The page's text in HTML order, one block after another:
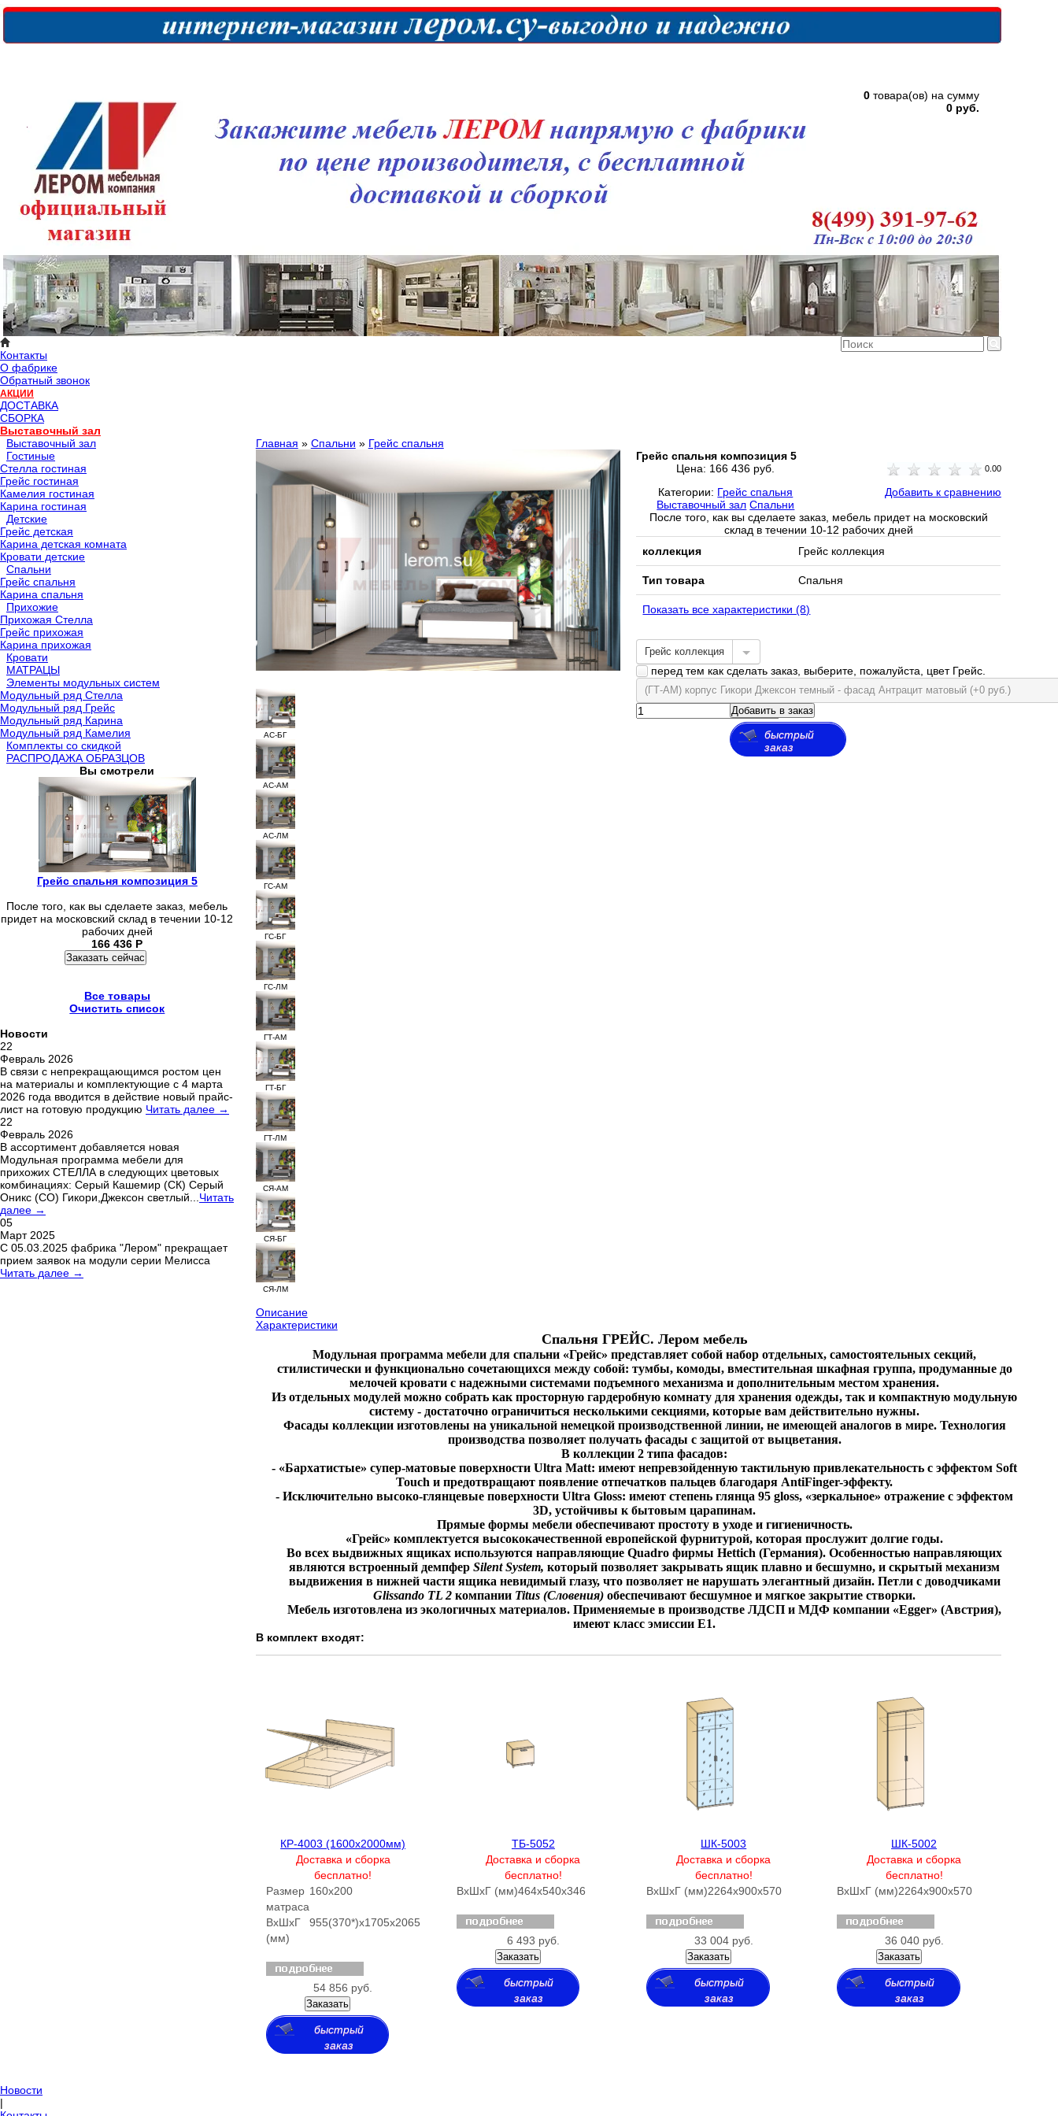
0 товара(ов) на сумму
0 руб.
Контакты
О фабрике
Обратный звонок
АКЦИИ
ДОСТАВКА
СБОРКА
Выставочный зал
Выставочный зал
Гостиные
Стелла гостиная
Грейс гостиная
Камелия гостиная
Карина гостиная
Детские
Грейс детская
Карина детская комната
Кровати детские
Спальни
Грейс спальня
Карина спальня
Прихожие
Прихожая Стелла
Грейс прихожая
Карина прихожая
Кровати
МАТРАЦЫ
Элементы модульных систем
Модульный ряд Стелла
Модульный ряд Грейс
Модульный ряд Карина
Модульный ряд Камелия
Комплекты со скидкой
РАСПРОДАЖА ОБРАЗЦОВ
Вы смотрели
Грейс спальня композиция 5
После того, как вы сделаете заказ, мебель
придет на московский склад в течении 10-12
рабочих дней
166 436 Р
Заказать сейчас
Все товары
Очистить список
Новости
22
Февраль 2026
В связи с непрекращающимся ростом цен
на материалы и комплектующие с 4 марта
2026 года вводится в действие новый прайс-
лист на готовую продукцию Читать далее →
22
Февраль 2026
В ассортимент добавляется новая
Модульная программа мебели для
прихожих СТЕЛЛА в следующих цветовых
комбинациях: Серый Кашемир (СК) Серый
Оникс (СО) Гикори,Джексон светлый... Читать
далее →
05
Март 2025
С 05.03.2025 фабрика "Лером" прекращает
прием заявок на модули серии Мелисса
Читать далее →
Главная » Спальни » Грейс спальня
АС-БГ
АС-АМ
АС-ЛМ
ГС-АМ
ГС-БГ
ГС-ЛМ
ГТ-АМ
ГТ-БГ
ГТ-ЛМ
СЯ-АМ
СЯ-БГ
СЯ-ЛМ
Грейс спальня композиция 5
Цена: 166 436 руб. 0.00
Категории: Грейс спальня
Выставочный зал Спальни
Добавить к сравнению
После того, как вы сделаете заказ, мебель придет на московский
склад в течении 10-12 рабочих дней
коллекция
Грейс коллекция
Тип товара Спальня
Показать все характеристики (8)
Грейс коллекция
перед тем как сделать заказ, выберите, пожалуйста, цвет Грейс.
(ГТ-АМ) корпус Гикори Джексон темный - фасад Антрацит матовый (+0 руб.)
Добавить в заказ
быстрый
заказ
Описание
Характеристики
Спальня ГРЕЙС. Лером мебель
Модульная программа мебели для спальни «Грейс» представляет собой набор отдельных, самостоятельных секций,
стилистически и функционально сочетающихся между собой: тумбы, комоды, вместительная шкафная группа, продуманные до
мелочей кровати с надежными системами подъемного механизма и дополнительным местом хранения.
Из отдельных модулей можно собрать как просторную гардеробную комнату для хранения одежды, так и компактную модульную
систему - достаточно ограничиться несколькими секциями, которые вам действительно нужны.
Фасады коллекции изготовлены на уникальной немецкой производственной линии, не имеющей аналогов в мире. Технология
производства позволяет получать фасады с защитой от выцветания.
В коллекции 2 типа фасадов:
- «Бархатистые» супер-матовые поверхности Ultra Matt: имеют непревзойденную тактильную привлекательность с эффектом Soft
Touch и предотвращают появление отпечатков пальцев благодаря AntiFinger-эффекту.
- Исключительно высоко-глянцевые поверхности Ultra Gloss: имеют степень глянца 95 gloss, «зеркальное» отражение с эффектом
3D, устойчивы к бытовым царапинам.
Прямые формы мебели обеспечивают простоту в уходе и гигиеничность.
«Грейс» комплектуется высококачественной европейской фурнитурой, которая прослужит долгие годы.
Во всех выдвижных ящиках используются направляющие Quadro фирмы Hettich (Германия). Особенностью направляющих
являются встроенный демпфер Silent System, который позволяет закрывать ящик плавно и бесшумно, и скрытый механизм
выдвижения в нижней части ящика невидимый глазу, что позволяет не нарушать элегантный дизайн. Петли с доводчиками
Glissando TL 2 компании Titus (Словения) обеспечивают бесшумное и мягкое закрытие створки.
Мебель изготовлена из экологичных материалов. Применяемые в производстве ЛДСП и МДФ компании «Egger» (Австрия),
имеют класс эмиссии Е1.
В комплект входят:
КР-4003 (1600х2000мм)
Доставка и сборка
бесплатно!
Размер
матраса
160х200
ВхШхГ
(мм)
955(370*)х1705х2065
54 856 руб.
Заказать
быстрый
заказ
ТБ-5052
Доставка и сборка
бесплатно!
ВхШхГ (мм)464х540х346
6 493 руб.
Заказать
быстрый
заказ
ШК-5003
Доставка и сборка
бесплатно!
ВхШхГ (мм)2264х900х570
33 004 руб.
Заказать
быстрый
заказ
ШК-5002
Доставка и сборка
бесплатно!
ВхШхГ (мм)2264х900х570
36 040 руб.
Заказать
быстрый
заказ
Новости
|